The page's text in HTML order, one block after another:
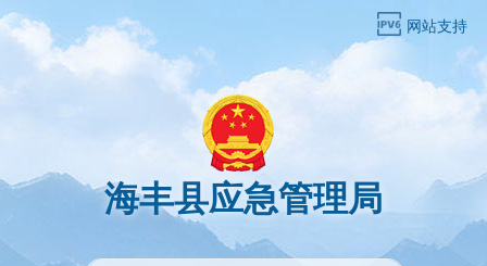
网站支持
海丰县应急管理局